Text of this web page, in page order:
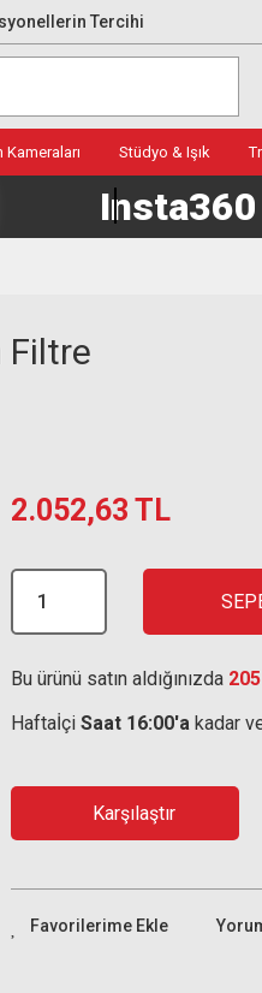
Tercihi
Stüdyo & Işık
Insta360
Filtre
2.052,63 TL
Bu ürünü satın aldığınızda
Haftaİçi Saat 16:00'a kadar
Karşılaştır